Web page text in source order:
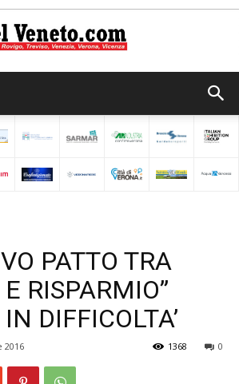
del
PATTO TRA
RISPARMIO”
DIFFICOLTA’
2016 0
1368